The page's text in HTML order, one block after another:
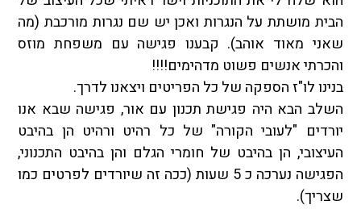
הבית מושתת על הנגרות ואכן יש שם נגרות מורכבת (מה
שאני מאוד אוהב). קבענו פגישה עם משפחת מוזס
והכרתי אנשים פשוט מדהימים!!!!
בנינו לו"ז הספקה של כל הפריטים ויצאנו לדרך.
השלב הבא היה פגישת תכנון עם אור, פגישה שבא אנו
יורדים "לעובי הקורה" של כל רהיט ורהיט הן בהיבט
העיצובי, הן בהיבט של חומרי הגלם והן בהיבט התכנוני,
הפגישה נערכה כ 5 שעות (ככה זה שיורדים לפרטים כמו
שצריך).